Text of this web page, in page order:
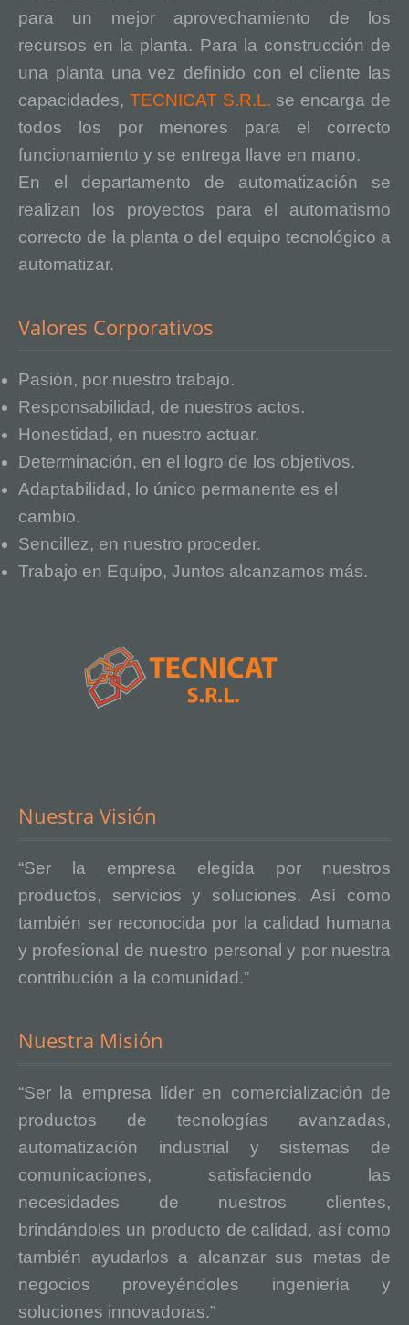
para un mejor aprovechamiento de los
recursos en la planta. Para la construcción de
una planta una vez definido con el cliente las
capacidades, TECNICAT S.R.L. se encarga de
todos los por menores para el correcto
funcionamiento y se entrega llave en mano.
En el departamento de automatización se
realizan los proyectos para el automatismo
correcto de la planta o del equipo tecnológico a
automatizar.
Valores Corporativos
Pasión, por nuestro trabajo.
Responsabilidad, de nuestros actos.
Honestidad, en nuestro actuar.
Determinación, en el logro de los objetivos.
Adaptabilidad, lo único permanente es el
cambio.
Sencillez, en nuestro proceder.
Trabajo en Equipo, Juntos alcanzamos más.
Nuestra Visión
“Ser la empresa elegida por nuestros
productos, servicios y soluciones. Así como
también ser reconocida por la calidad humana
y profesional de nuestro personal y por nuestra
contribución a la comunidad.”
Nuestra Misión
“Ser la empresa líder en comercialización de
productos de tecnologías avanzadas,
automatización industrial y sistemas de
comunicaciones, satisfaciendo las
necesidades de nuestros clientes,
brindándoles un producto de calidad, así como
también ayudarlos a alcanzar sus metas de
negocios proveyéndoles ingeniería y
soluciones innovadoras.”